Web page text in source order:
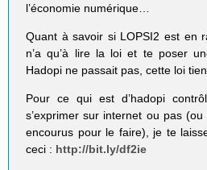
l’économie numérique…
Quant à savoir si LOPSI2 est en
n’a qu’à lire la loi et te poser
Hadopi ne passait pas, cette loi
Pour ce qui est d’hadopi
s’exprimer sur internet ou pas
encourus pour le faire), je te
ceci : http://bit.ly/df2ie